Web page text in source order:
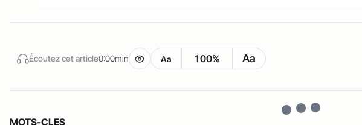
Écoutez cet article0:00min Aa 100% Aa
MOTS-CLES